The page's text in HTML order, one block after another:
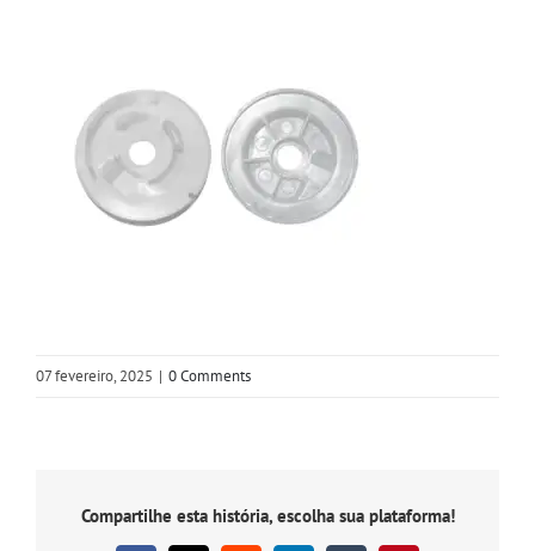
07 fevereiro, 2025 | 0 Comments
Compartilhe esta história, escolha sua plataforma!